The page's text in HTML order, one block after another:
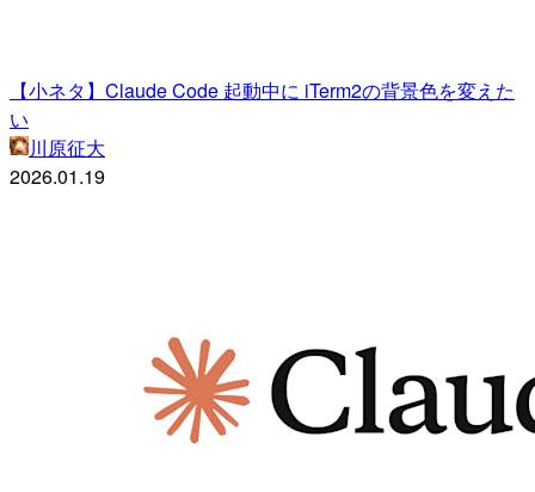
【小ネタ】Claude Code 起動中に iTerm2の背景色を変えた
い
川原征大
2026.01.19